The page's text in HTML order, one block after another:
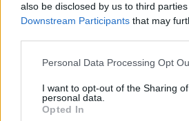
also be disclosed by us to third
Downstream Participants that may
Personal Data Processing Opt
I want to opt-out of the Sharing
personal data.
Opted In